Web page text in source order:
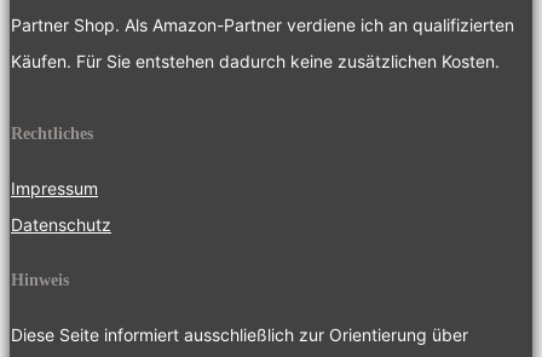
Partner Shop. Als Amazon-Partner verdiene ich an qualifizierten
Käufen. Für Sie entstehen dadurch keine zusätzlichen Kosten.
Rechtliches
Impressum
Datenschutz
Hinweis
Diese Seite informiert ausschließlich zur Orientierung über